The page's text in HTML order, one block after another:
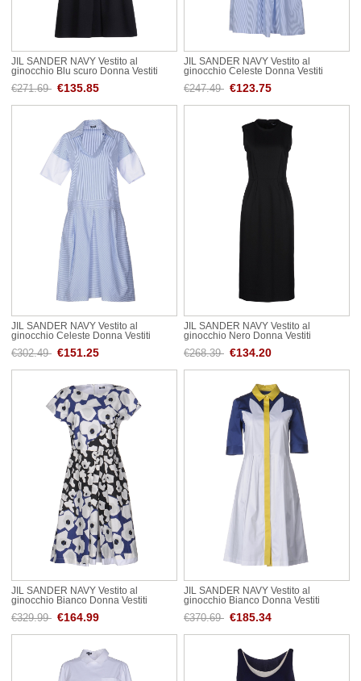
JIL SANDER NAVY Vestito al
ginocchio Blu scuro Donna Vestiti
€271.69 €135.85
JIL SANDER NAVY Vestito al
ginocchio Celeste Donna Vestiti
€247.49 €123.75
JIL SANDER NAVY Vestito al
ginocchio Celeste Donna Vestiti
€302.49 €151.25
JIL SANDER NAVY Vestito al
ginocchio Nero Donna Vestiti
€268.39 €134.20
JIL SANDER NAVY Vestito al
ginocchio Bianco Donna Vestiti
€329.99 €164.99
JIL SANDER NAVY Vestito al
ginocchio Bianco Donna Vestiti
€370.69 €185.34